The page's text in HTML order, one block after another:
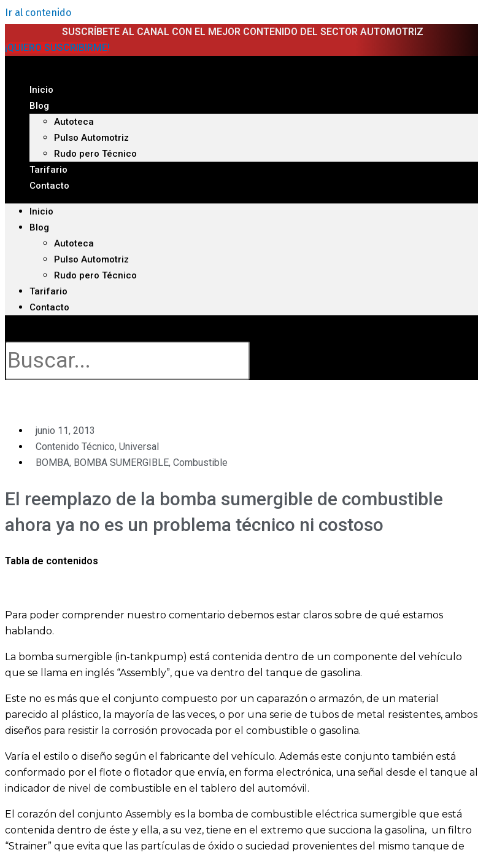
Ir al contenido
SUSCRÍBETE AL CANAL CON EL MEJOR CONTENIDO DEL SECTOR AUTOMOTRIZ
¡QUIERO SUSCRIBIRME!
Inicio
Blog
Autoteca
Pulso Automotriz
Rudo pero Técnico
Tarifario
Contacto
Inicio
Blog
Autoteca
Pulso Automotriz
Rudo pero Técnico
Tarifario
Contacto
junio 11, 2013
Contenido Técnico, Universal
BOMBA, BOMBA SUMERGIBLE, Combustible
El reemplazo de la bomba sumergible de combustible
ahora ya no es un problema técnico ni costoso
Tabla de contenidos
Para poder comprender nuestro comentario debemos estar claros sobre de qué estamos
hablando.
La bomba sumergible (in-tankpump) está contenida dentro de un componente del vehículo
que se llama en inglés “Assembly”, que va dentro del tanque de gasolina.
Este no es más que el conjunto compuesto por un caparazón o armazón, de un material
parecido al plástico, la mayoría de las veces, o por una serie de tubos de metal resistentes, ambos
diseños para resistir la corrosión provocada por el combustible o gasolina.
Varía el estilo o diseño según el fabricante del vehículo. Además este conjunto también está
conformado por el flote o flotador que envía, en forma electrónica, una señal desde el tanque al
indicador de nivel de combustible en el tablero del automóvil.
El corazón del conjunto Assembly es la bomba de combustible eléctrica sumergible que está
contenida dentro de éste y ella, a su vez, tiene en el extremo que succiona la gasolina, un filtro
“Strainer” que evita que las partículas de óxido o suciedad provenientes del mismo tanque de